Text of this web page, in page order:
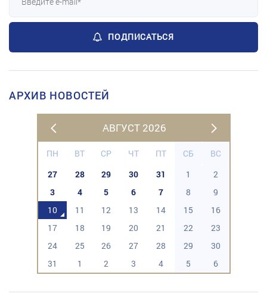
ПОДПИСАТЬСЯ
АРХИВ НОВОСТЕЙ
АВГУСТ 2026
ПН ВТ СР ЧТ ПТ СБ
ВС
27
28 29 30 31 1
2
3
4 5 6 7 8
9
10
11 12 13 14 15
16
17
18 19 20 21 22
23
24
25 26 27 28 29
30
31
1 2 3 4 5 6